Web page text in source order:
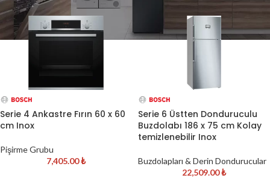
Serie 4 Ankastre Fırın 60 x 60
cm Inox
Pişirme Grubu
7,405.00₺
Serie 6 Üstten Donduruculu
Buzdolabı 186 x 75 cm Kolay
temizlenebilir Inox
Buzdolapları & Derin Dondurucular
22,509.00₺